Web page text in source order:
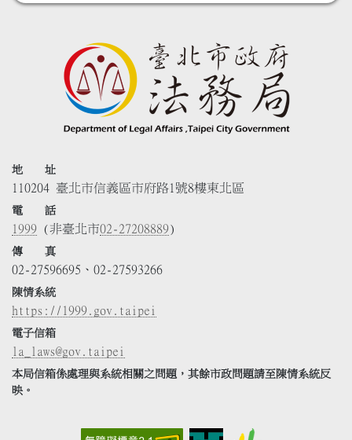
地 址
110204 臺北市信義區市府路1號8樓東北區
電 話
1999 (非臺北市02-27208889)
傳 真
02-27596695、02-27593266
陳情系統
https://1999.gov.taipei
電子信箱
la_laws@gov.taipei
本局信箱係處理與系統相關之問題，其餘市政問題請至陳情系統反
映。